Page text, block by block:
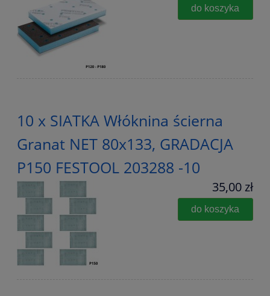
do koszyka
10 x SIATKA Włóknina ścierna
Granat NET 80x133, GRADACJA
P150 FESTOOL 203288 -10
35,00 zł
do koszyka